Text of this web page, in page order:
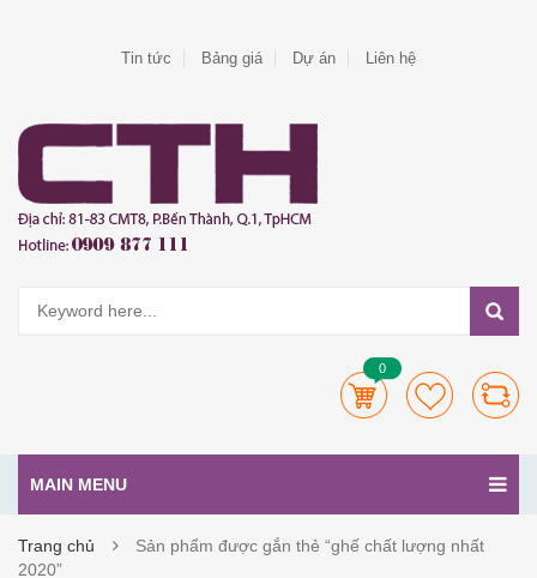
Tin tức Bảng giá Dự án Liên hệ
0
MAIN MENU
Trang chủ
Sản phẩm được gắn thẻ “ghế chất lượng nhất
2020”